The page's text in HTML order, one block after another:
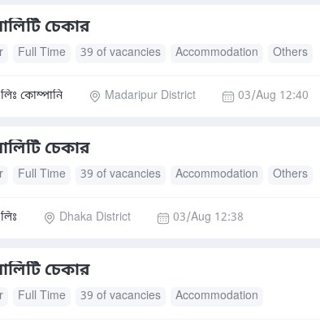
চেকার
Full Time 39 of vacancies Accommodation Others
কোম্পানি Madaripur District 03/Aug 12:40
চেকার
Full Time 39 of vacancies Accommodation Others
Dhaka District 03/Aug 12:38
চেকার
Full Time 39 of vacancies Accommodation